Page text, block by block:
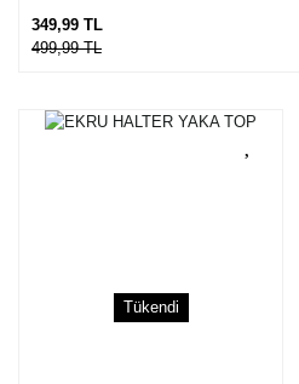
349,99 TL
499,99 TL
Tükendi